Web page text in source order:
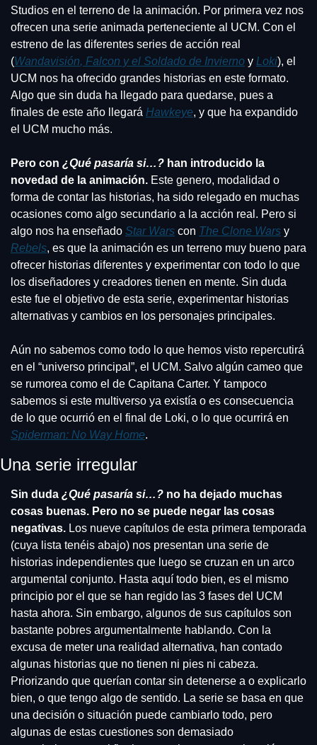
Studios en el terreno de la animación. Por primera vez nos
ofrecen una serie animada perteneciente al UCM. Con el
estreno de las diferentes series de acción real
(Wandavisión, Falcon y el Soldado de Invierno y Loki), el
UCM nos ha ofrecido grandes historias en este formato.
Algo que sin duda ha llegado para quedarse, pues a
finales de este año llegará Hawkeye, y que ha expandido
el UCM mucho más.
Pero con ¿Qué pasaría si…? han introducido la
novedad de la animación. Este genero, modalidad o
forma de contar las historias, ha sido relegado en muchas
ocasiones como algo secundario a la acción real. Pero si
algo nos ha enseñado Star Wars con The Clone Wars
Rebels, es que la animación es un terreno muy bueno para
ofrecer historias diferentes y experimentar con todo lo que
los diseñadores y creadores tienen en mente. Sin duda
este fue el objetivo de esta serie, experimentar historias
alternativas y cambios en los personajes principales.
Aún no sabemos como todo lo que hemos visto repercutirá
en el “universo principal”, el UCM. Salvo algún cameo que
se rumorea como el de Capitana Carter. Y tampoco
sabemos si este multiverso ya existía o es consecuencia
Spiderman: No Way Home.
Una serie irregular
Sin duda ¿Qué pasaría si…? no ha dejado muchas
cosas buenas. Pero no se puede negar las cosas
negativas. Los nueve capítulos de esta primera temporada
(cuya lista tenéis abajo) nos presentan una serie de
historias independientes que luego se cruzan en un arco
argumental conjunto. Hasta aquí todo bien, es el mismo
principio por el que se han regido las 3 fases del UCM
hasta ahora. Sin embargo, algunos de sus capítulos son
bastante pobres argumentalmente hablando. Con la
excusa de meter una realidad alternativa, han contado
algunas historias que no tienen ni pies ni cabeza.
Priorizando que querían contar sin detenerse a o explicarlo
bien, o que tengo algo de sentido. La serie se basa en que
una decisión o situación puede cambiarlo todo, pero
algunas de estas cuestiones son demasiado